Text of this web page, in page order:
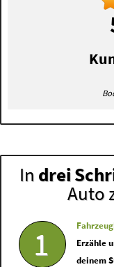
In drei
Auto
1
Erzähle
deinem